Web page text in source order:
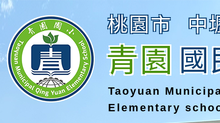
桃園市 中
青園國
Taoyuan
Elementary